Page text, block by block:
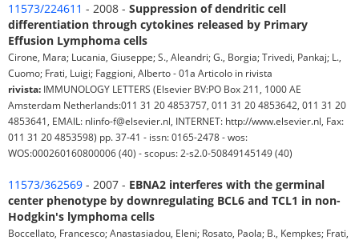
11573/224611 - 2008 - Suppression of dendritic cell
differentiation through cytokines released by Primary
Effusion Lymphoma cells
Cirone, Mara; Lucania, Giuseppe; S., Aleandri; G., Borgia; Trivedi, Pankaj; L.,
Cuomo; Frati, Luigi; Faggioni, Alberto - 01a Articolo in rivista
rivista: IMMUNOLOGY LETTERS (Elsevier BV:PO Box 211, 1000 AE
Amsterdam Netherlands:011 31 20 4853757, 011 31 20 4853642, 011 31 20
4853641, EMAIL: nlinfo-f@elsevier.nl, INTERNET: http://www.elsevier.nl, Fax:
011 31 20 4853598) pp. 37-41 - issn: 0165-2478 - wos:
WOS:000260160800006 (40) - scopus: 2-s2.0-50849145149 (40)
11573/362569 - 2007 - EBNA2 interferes with the germinal
center phenotype by downregulating BCL6 and TCL1 in non-
Hodgkin's lymphoma cells
Boccellato, Francesco; Anastasiadou, Eleni; Rosato, Paola; B., Kempkes; Frati,